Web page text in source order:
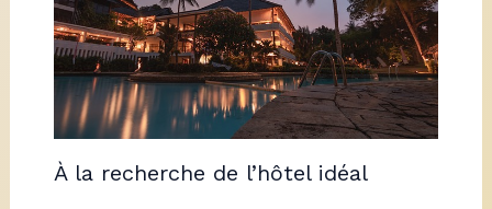
À la recherche de l’hôtel idéal